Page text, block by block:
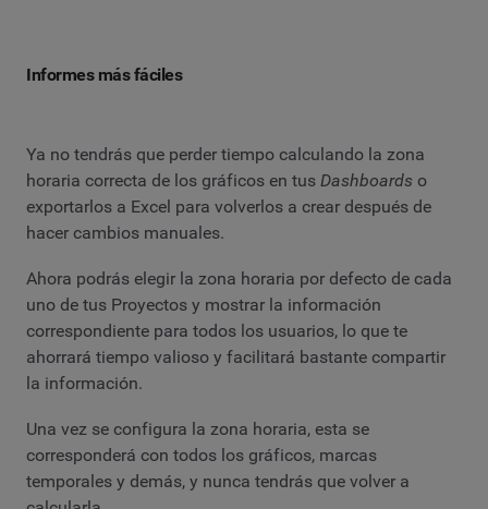
Informes más fáciles
Ya no tendrás que perder tiempo calculando la zona
horaria correcta de los gráficos en tus Dashboards o
exportarlos a Excel para volverlos a crear después de
hacer cambios manuales.
Ahora podrás elegir la zona horaria por defecto de cada
uno de tus Proyectos y mostrar la información
correspondiente para todos los usuarios, lo que te
ahorrará tiempo valioso y facilitará bastante compartir
la información.
Una vez se configura la zona horaria, esta se
corresponderá con todos los gráficos, marcas
temporales y demás, y nunca tendrás que volver a